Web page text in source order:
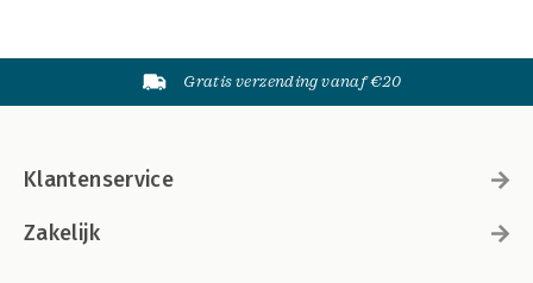
Gratis verzending vanaf €20
Klantenservice
Zakelijk